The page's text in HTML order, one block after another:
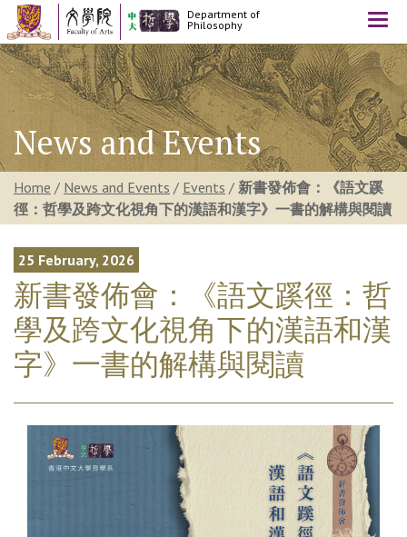
Department of
Philosophy
News and Events
Home / News and Events / Events / 新書發佈會：《語文蹊
徑：哲學及跨文化視角下的漢語和漢字》一書的解構與閱讀
25 February, 2026
新書發佈會：《語文蹊徑：哲
學及跨文化視角下的漢語和漢
字》一書的解構與閱讀